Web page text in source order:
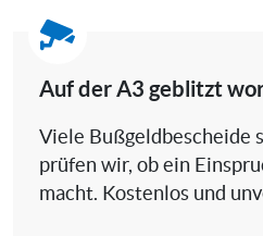
Auf der A3 geblitzt
Viele Bußgeldbescheide
prüfen wir, ob ein
macht. Kostenlos und